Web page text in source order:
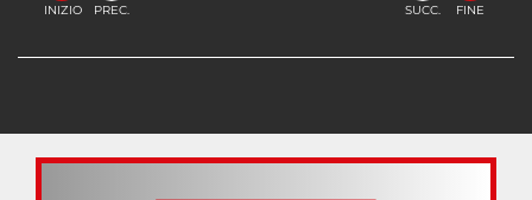
INIZIO PREC. SUCC. FINE